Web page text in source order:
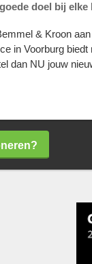
doel bij elke
& Kroon
in Voorburg
dan NU jouw